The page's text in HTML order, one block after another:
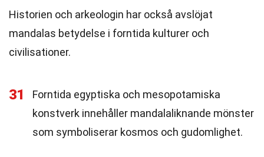
Historien och arkeologin har också avslöjat
mandalas betydelse i forntida kulturer och
civilisationer.
31
Forntida egyptiska och mesopotamiska
konstverk innehåller mandalaliknande mönster
som symboliserar kosmos och gudomlighet.